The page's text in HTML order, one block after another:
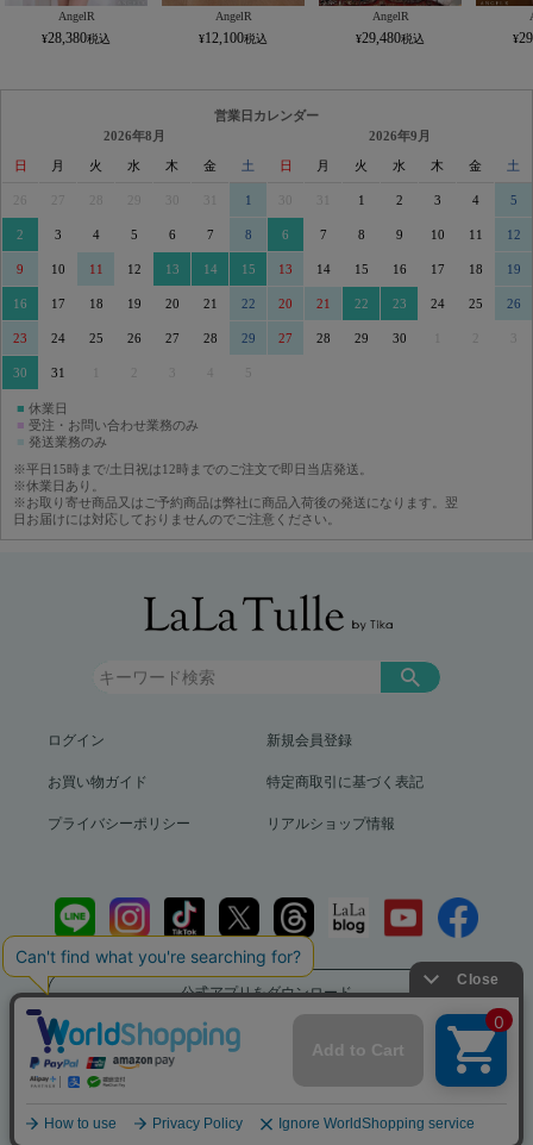
AngelR
28,380
AngelR
12,100
AngelR
29,480
営業日カレンダー
2026年8月
日 月 火 水 木 金 土
29 30 31 1
2 3 4 5 6 7 8
9 10 11 12 13 14 15
16 17 18 19 20 21 22
23 24 25 26 27 28 29
30 31 3 5
2026年9月
日 月 火 水 木 金 土
30 31 1 2 3 4 5
6 7 8 9 10 11 12
13 14 15 16 17 18 19
20 21 22 23 24 25 26
27 28 29 30 3
■ 休業日
■ 受注・お問い合わせ業務のみ
■ 発送業務のみ
※平日15時まで/土日祝は12時までのご注文で即日当店発送。
※休業日あり。
※お取り寄せ商品又はご予約商品は弊社に商品入荷後の発送になります。翌
日お届けには対応しておりませんのでご注意ください。
ログイン 新規会員登録
お買い物ガイド 特定商取引に基づく表記
プライバシーポリシー リアルショップ情報
公式アプリをダウンロード
送料799円（沖縄、離島を除く）12,000円以上で送料無料